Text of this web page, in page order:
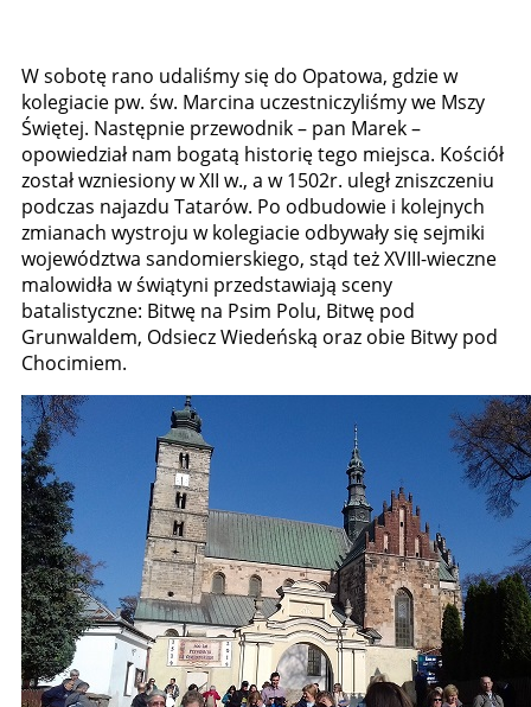
W sobotę rano udaliśmy się do Opatowa, gdzie w
kolegiacie pw. św. Marcina uczestniczyliśmy we Mszy
Świętej. Następnie przewodnik – pan Marek –
opowiedział nam bogatą historię tego miejsca. Kościół
został wzniesiony w XII w., a w 1502r. uległ zniszczeniu
podczas najazdu Tatarów. Po odbudowie i kolejnych
zmianach wystroju w kolegiacie odbywały się sejmiki
województwa sandomierskiego, stąd też XVIII-wieczne
malowidła w świątyni przedstawiają sceny
batalistyczne: Bitwę na Psim Polu, Bitwę pod
Grunwaldem, Odsiecz Wiedeńską oraz obie Bitwy pod
Chocimiem.